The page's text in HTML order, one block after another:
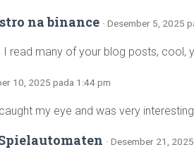
na binance · Desember 5, 2025
I read many of your blog posts, cool,
10, 2025 pada 1:44 pm
my eye and was very
· Desember 21,